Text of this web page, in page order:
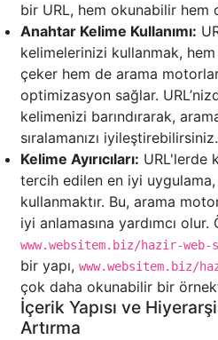
bir URL, hem okunabilir hem
Anahtar Kelime Kullanımı:
kelimelerinizi kullanmak, hem
çeker hem de arama
optimizasyon sağlar.
kelimenizi barındırarak,
sıralamanızı iyileştirebilirsiniz.
Kelime Ayırıcıları: URL'lerde
tercih edilen en iyi uygulama,
kullanmaktır. Bu, arama
iyi anlamasına yardımcı olur.
www.websitem.biz/hazir-
bir yapı, www.websitem.biz/
çok daha okunabilir bir
İçerik Yapısı ve
Artırma